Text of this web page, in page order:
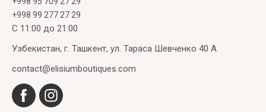
+998 99 277 27 29
C 11:00 до 21:00
Узбекистан, г. Ташкент, ул. Тараса Шевченко 40 А
contact@elisiumboutiques.com